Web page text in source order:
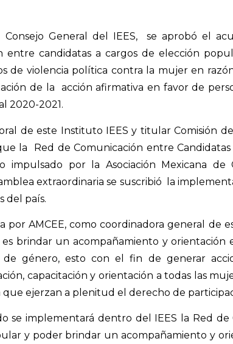
General del IEES,
se aprobó el
entre candidatas a cargos de elección
de violencia política contra la mujer en
de la
acción afirmativa en favor de
2020-2021.
de este Instituto IEES y titular Comisión
la
Red de Comunicación entre
por la Asociación Mexicana de
extraordinaria se suscribió
la
del país.
por AMCEE, como coordinadora general de
brindar un acompañamiento y orientación
género, esto con el fin de generar
capacitación y orientación a todas las
ejerzan a plenitud el derecho de
se implementará dentro del IEES la Red de
y poder brindar un acompañamiento y